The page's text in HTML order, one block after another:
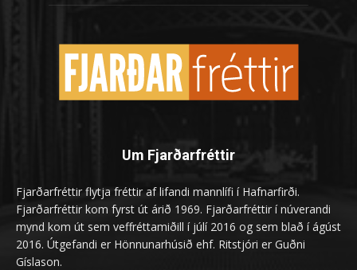
Um Fjarðarfréttir
Fjarðarfréttir flytja fréttir af lifandi mannlífi í Hafnarfirði.
Fjarðarfréttir kom fyrst út árið 1969. Fjarðarfréttir í núverandi
mynd kom út sem veffréttamiðill í júlí 2016 og sem blað í ágúst
2016. Útgefandi er Hönnunarhúsið ehf. Ritstjóri er Guðni
Gíslason.